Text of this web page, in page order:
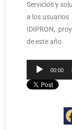
Servicios y
a los usuarios
IDIPRON,
de este año.
Reproductor
audio
00:00